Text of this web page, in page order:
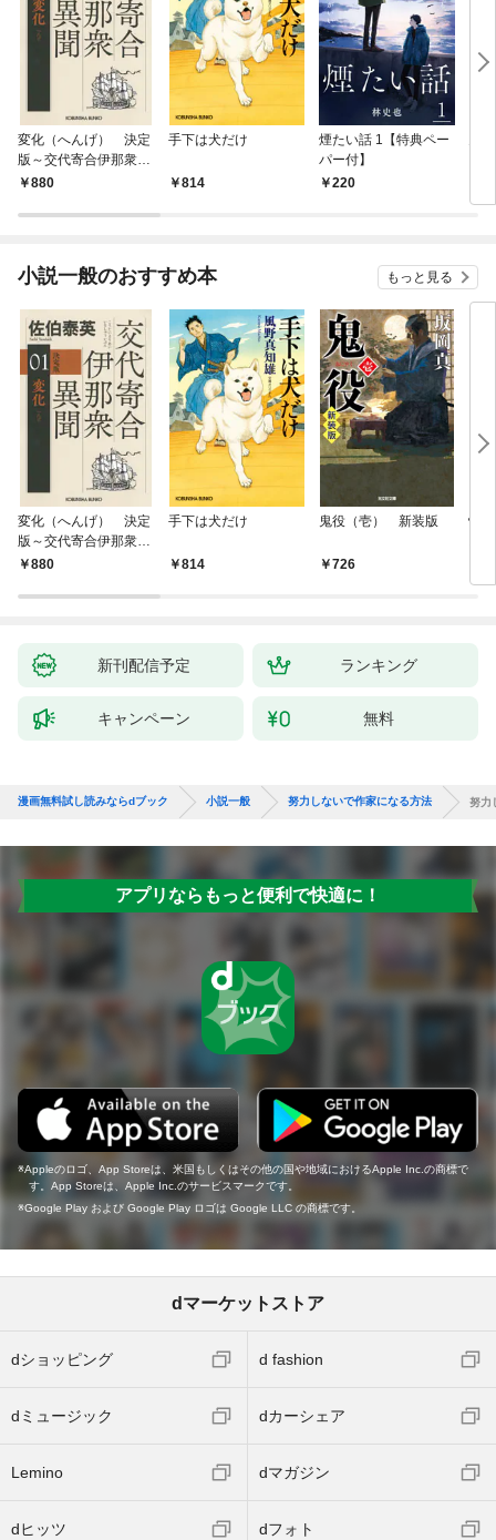
変化（へんげ） 決定
版～交代寄合伊那衆異
聞（1）～
880
手下は犬だけ
814
煙たい話 1【特典ペー
パー付】
220
小説一般のおすすめ本 もっと見る
変化（へんげ） 決定
版～交代寄合伊那衆異
聞（1）～
880
手下は犬だけ
814
鬼役（壱） 新装版
726
情
新刊配信予定 ランキング
キャンペーン 無料
漫画無料試し読みならdブック 小説一般 努力しないで作家になる方法 努力
アプリならもっと便利で快適に！
Appleのロゴ、App Storeは、米国もしくはその他の国や地域におけるApple Inc.の商標で
す。App Storeは、Apple Inc.のサービスマークです。
Google Play および Google Play ロゴは Google LLC の商標です。
dマーケットストア
dショッピング d fashion
dミュージック dカーシェア
Lemino dマガジン
dヒッツ dフォト